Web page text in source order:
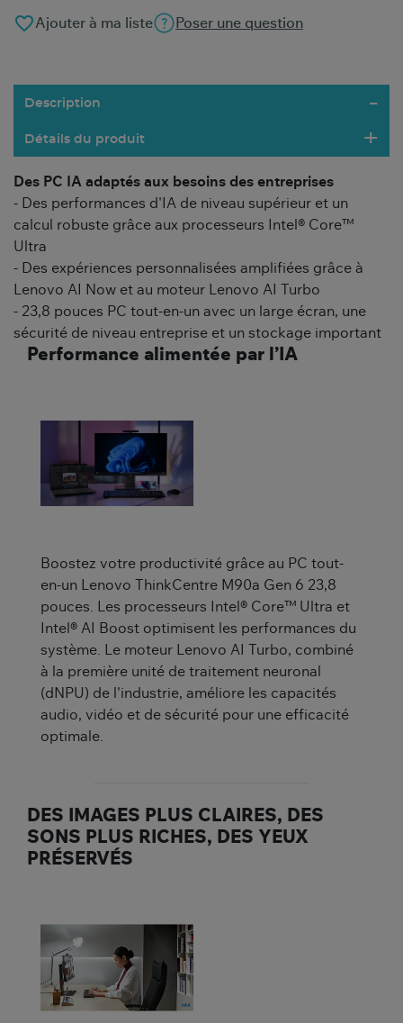
favorite_borderAjouter à ma liste Poser une question
Description
Détails du produit
Des PC IA adaptés aux besoins des entreprises
- Des performances d'IA de niveau supérieur et un
calcul robuste grâce aux processeurs Intel® Core™
Ultra
- Des expériences personnalisées amplifiées grâce à
Lenovo AI Now et au moteur Lenovo AI Turbo
- 23,8 pouces PC tout-en-un avec un large écran, une
sécurité de niveau entreprise et un stockage important
Performance alimentée par l’IA
Boostez votre productivité grâce au PC tout-
en-un Lenovo ThinkCentre M90a Gen 6 23,8
pouces. Les processeurs Intel® Core™ Ultra et
Intel® AI Boost optimisent les performances du
système. Le moteur Lenovo AI Turbo, combiné
à la première unité de traitement neuronal
(dNPU) de l'industrie, améliore les capacités
audio, vidéo et de sécurité pour une efficacité
optimale.
DES IMAGES PLUS CLAIRES, DES
SONS PLUS RICHES, DES YEUX
PRÉSERVÉS